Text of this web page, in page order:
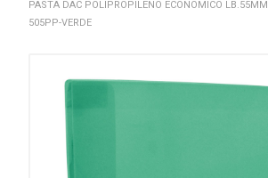
PASTA DAC POLIPROPILENO ECONOMICO LB.55MM
505PP-VERDE